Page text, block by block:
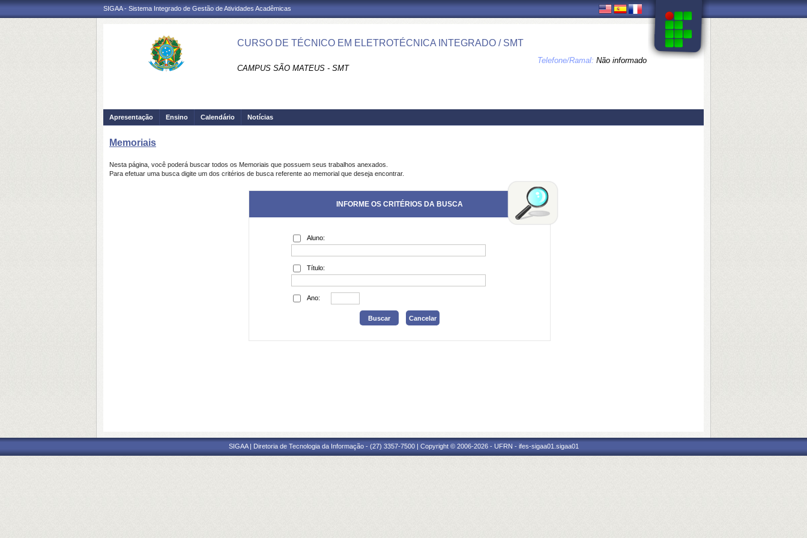
SIGAA - Sistema Integrado de Gestão de Atividades Acadêmicas
CURSO DE TÉCNICO EM ELETROTÉCNICA INTEGRADO / SMT
CAMPUS SÃO MATEUS - SMT
Telefone/Ramal: Não informado
Apresentação Ensino Calendário Notícias
Memoriais
Nesta página, você poderá buscar todos os Memoriais que possuem seus trabalhos anexados.
Para efetuar uma busca digite um dos critérios de busca referente ao memorial que deseja encontrar.
INFORME OS CRITÉRIOS DA BUSCA
Aluno:
Título:
Ano:
SIGAA | Diretoria de Tecnologia da Informação - (27) 3357-7500 | Copyright © 2006-2026 - UFRN - ifes-sigaa01.sigaa01